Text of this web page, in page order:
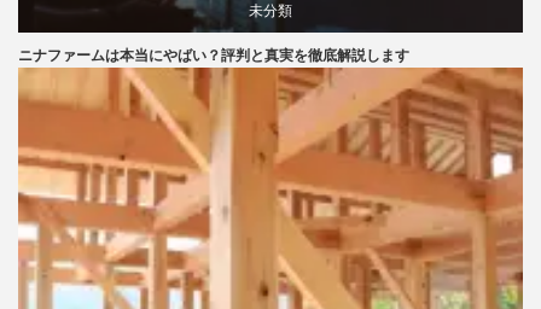
未分類
ニナファームは本当にやばい？評判と真実を徹底解説します